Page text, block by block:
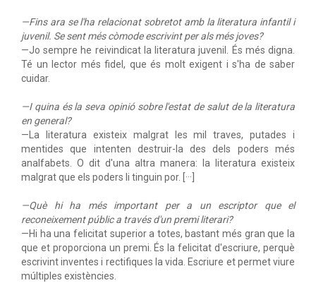
—Fins ara se l'ha relacionat sobretot amb la literatura infantil i
juvenil. Se sent més còmode escrivint per als més joves?
—Jo sempre he reivindicat la literatura juvenil. És més digna.
Té un lector més fidel, que és molt exigent i s'ha de saber
cuidar.
—I quina és la seva opinió sobre l'estat de salut de la literatura
en general?
—La literatura existeix malgrat les mil traves, putades i
mentides que intenten destruir-la des dels poders més
analfabets. O dit d'una altra manera: la literatura existeix
malgrat que els poders li tinguin por. [···]
—Què hi ha més important per a un escriptor que el
reconeixement públic a través d'un premi literari?
—Hi ha una felicitat superior a totes, bastant més gran que la
que et proporciona un premi. És la felicitat d'escriure, perquè
escrivint inventes i rectifiques la vida. Escriure et permet viure
múltiples existències.